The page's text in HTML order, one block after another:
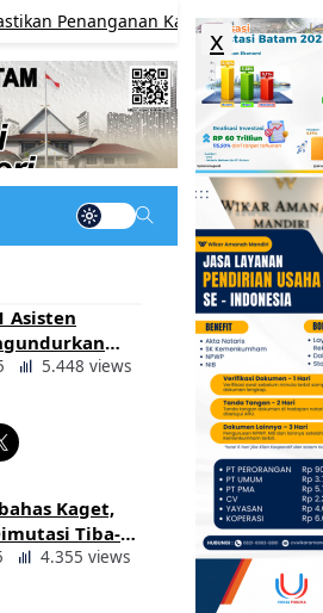
Kasus Penganiayaan Maut
Asisten
Pemerintahan
5.448 views
Kaget,
Tiba-
Oleh
4.355 views
x